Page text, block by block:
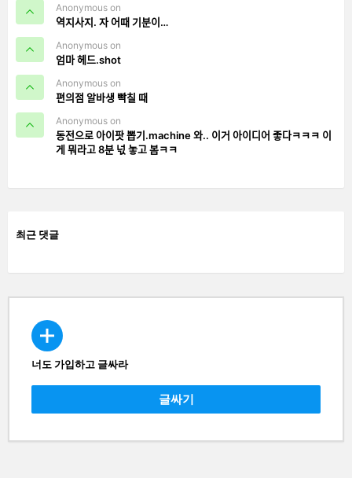
Anonymous on
역지사지. 자 어때 기분이…
Anonymous on
엄마 헤드.shot
Anonymous on
편의점 알바생 빡칠 때
Anonymous on
동전으로 아이팟 뽑기.machine 와.. 이거 아이디어 좋다ㅋㅋㅋ 이
게 뭐라고 8분 넋 놓고 봄ㅋㅋ
최근 댓글
CREATE
너도 가입하고 글싸라
글싸기